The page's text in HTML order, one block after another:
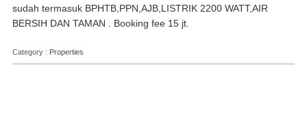
sudah termasuk BPHTB,PPN,AJB,LISTRIK 2200 WATT,AIR
BERSIH DAN TAMAN . Booking fee 15 jt.
Category : Properties